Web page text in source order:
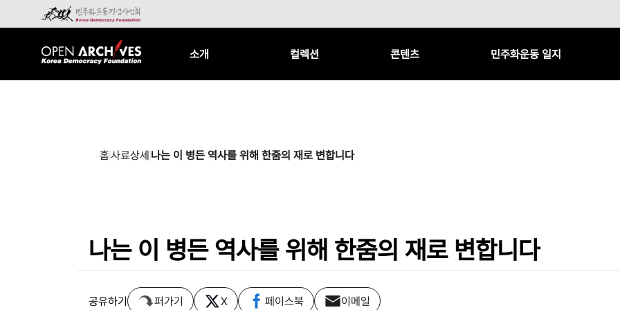
소개 컬렉션 콘텐츠 민주화운동 일지
홈사료상세 나는 이 병든 역사를 위해 한줌의 재로 변합니다
나는 이 병든 역사를 위해 한줌의 재로 변합니다
공유하기 퍼가기 X 페이스북 이메일